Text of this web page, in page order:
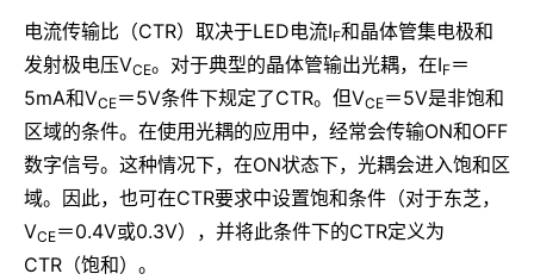
电流传输比（CTR）取决于LED电流IF和晶体管集电极和
发射极电压VCE。对于典型的晶体管输出光耦，在IF＝
5mA和VCE＝5V条件下规定了CTR。但VCE＝5V是非饱和
区域的条件。在使用光耦的应用中，经常会传输ON和OFF
数字信号。这种情况下，在ON状态下，光耦会进入饱和区
域。因此，也可在CTR要求中设置饱和条件（对于东芝，
VCE＝0.4V或0.3V），并将此条件下的CTR定义为
CTR（饱和）。